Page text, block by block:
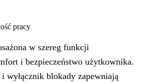
pracy
w szereg funkcji
i bezpieczeństwo użytkownika.
wyłącznik blokady zapewniają